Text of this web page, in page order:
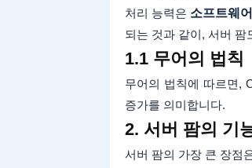
처리 능력은 소프트웨
되는 것과 같이, 서버
1.1 무어의 법칙
무어의 법칙에 따르면,
증가를 의미합니다.
2. 서버 팜의 기
서버 팜의 가장 큰 장점